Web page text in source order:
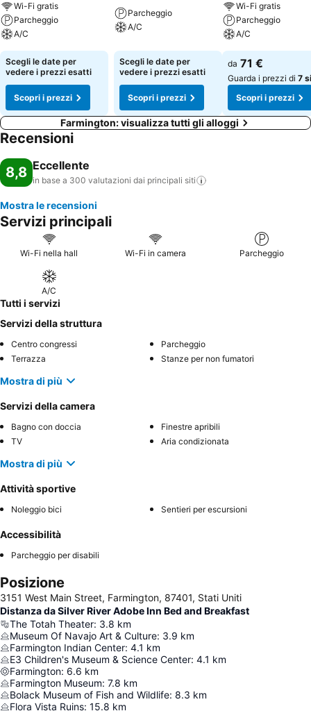
Wi-Fi gratis
Parcheggio
A/C
Scegli le date per
vedere i prezzi esatti
Scopri i prezzi
Parcheggio
A/C
Scegli le date per
vedere i prezzi esatti
Scopri i prezzi
Wi-Fi gratis
Parcheggio
A/C
da 71 €
Guarda i prezzi di 7
Scopri i prezzi
Farmington: visualizza tutti gli alloggi
Recensioni
8,8 Eccellente
in base a 300 valutazioni dai principali siti
Mostra le recensioni
Servizi principali
Wi-Fi nella hall Wi-Fi in camera Parcheggio
A/C
Tutti i servizi
Servizi della struttura
Centro congressi
Parcheggio
Terrazza
Stanze per non fumatori
Mostra di più
Servizi della camera
Bagno con doccia
Finestre apribili
TV
Aria condizionata
Mostra di più
Attività sportive
Noleggio bici Sentieri per escursioni
Accessibilità
Parcheggio per disabili
Posizione
3151 West Main Street, Farmington, 87401, Stati Uniti
Distanza da Silver River Adobe Inn Bed and Breakfast
The Totah Theater: 3.8 km
Museum Of Navajo Art & Culture: 3.9 km
Farmington Indian Center: 4.1 km
E3 Children's Museum & Science Center: 4.1 km
Farmington: 6.6 km
Farmington Museum: 7.8 km
Bolack Museum of Fish and Wildlife: 8.3 km
Flora Vista Ruins: 15.8 km